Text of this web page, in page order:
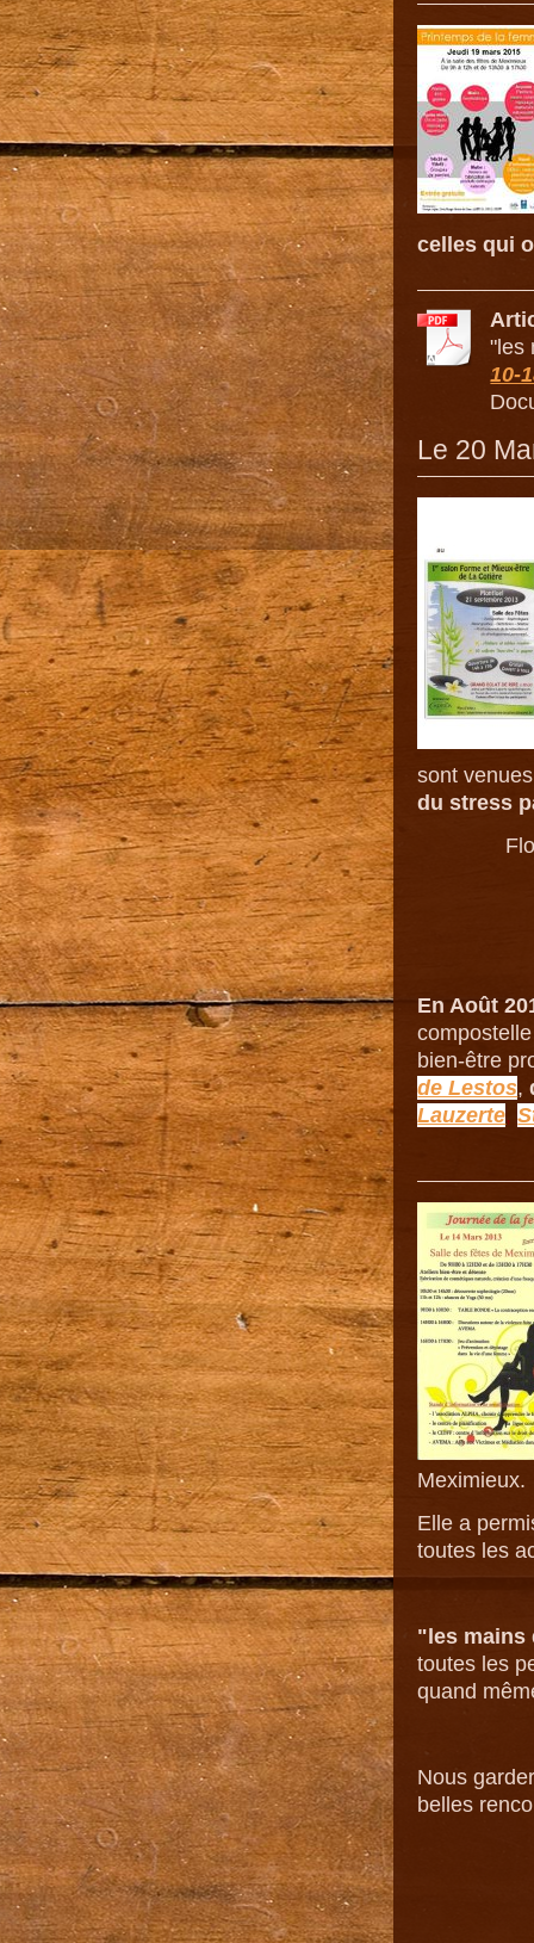
celles qui
"les
10-
Le 20
sont
du stress
En Août
bien-être
de Lestos,
Lauzerte,
Meximieux.
Elle a
toutes les
"les mains
toutes les
quand
Nous
belles